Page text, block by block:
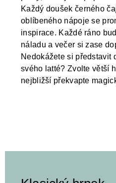
Každý doušek černého
oblíbeného nápoje se
inspirace. Každé ráno
náladu a večer si zase
Nedokážete si představit
svého latté? Zvolte větší
nejbližší překvapte